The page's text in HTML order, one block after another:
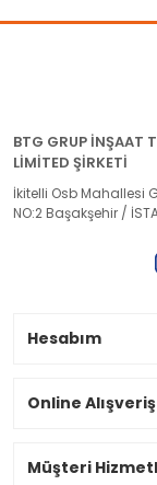
BTG GRUP İNŞAAT
LİMİTED ŞİRKETİ
İkitelli Osb Mahallesi
NO:2 Başakşehir /
Hesabım
Online Alışveriş
Müşteri